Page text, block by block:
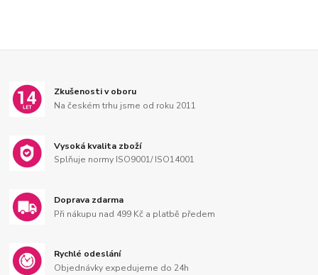
Zkušenosti v oboru
Na českém trhu jsme od roku 2011
Vysoká kvalita zboží
Splňuje normy ISO9001/ ISO14001
Doprava zdarma
Při nákupu nad 499 Kč a platbě předem
Rychlé odeslání
Objednávky expedujeme do 24h